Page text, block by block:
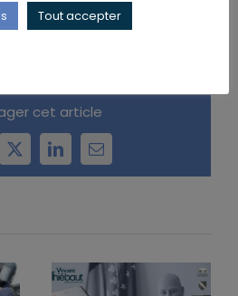
et démocratique.
cet article
X LinkedInEmail
Tout accepter